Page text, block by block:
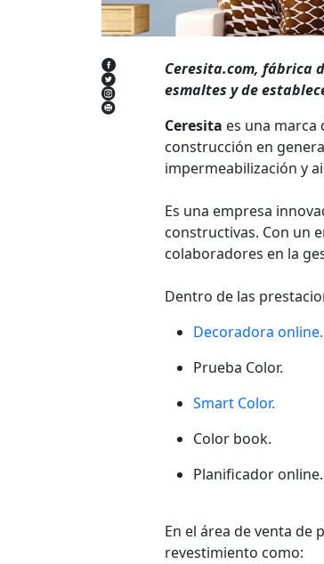
Ceresita.com, fábrica
esmaltes y de
Ceresita es una
construcción en
impermeabilización y
Es una empresa
constructivas. Con un
colaboradores en la
Dentro de las
Decoradora online.
Prueba Color.
Smart Color.
Color book.
Planificador online.
En el área de venta
revestimiento como: